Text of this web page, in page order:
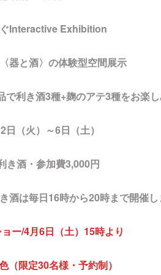
Interactive Exhibition
器と酒〉の体験型空間展示
利き酒3種+麹のアテ3種をお楽
日（火）～6日（土）
き酒・参加費3,000円
酒は毎日16時から20時まで開催し
ー/4月6日（土）15時より
（限定30名様・予約制）